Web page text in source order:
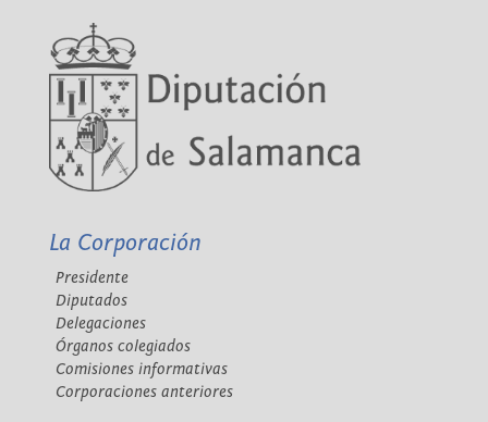
La Corporación
Presidente
Diputados
Delegaciones
Órganos colegiados
Comisiones informativas
Corporaciones anteriores